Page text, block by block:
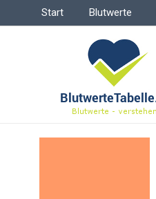
Hauptmenü
Start Blutwerte